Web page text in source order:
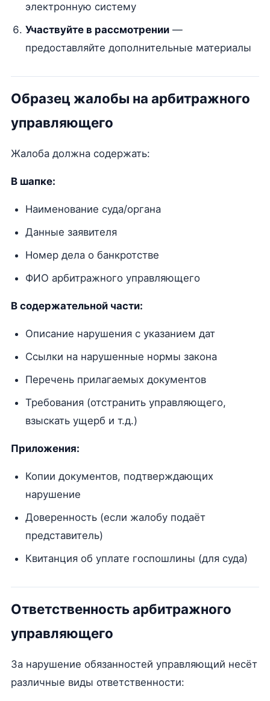
электронную систему
Участвуйте в рассмотрении—
предоставляйте дополнительные материалы
Образец жалобы на арбитражного
управляющего
Жалоба должна содержать:
В шапке:
Наименование суда/органа
Данные заявителя
Номер дела о банкротстве
ФИО арбитражного управляющего
В содержательной части:
Описание нарушения с указанием дат
Ссылки на нарушенные нормы закона
Перечень прилагаемых документов
Требования (отстранить управляющего,
взыскать ущерб и т.д.)
Приложения:
Копии документов, подтверждающих
нарушение
Доверенность (если жалобу подаёт
представитель)
Квитанция об уплате госпошлины (для суда)
Ответственность арбитражного
управляющего
За нарушение обязанностей управляющий несёт
различные виды ответственности: